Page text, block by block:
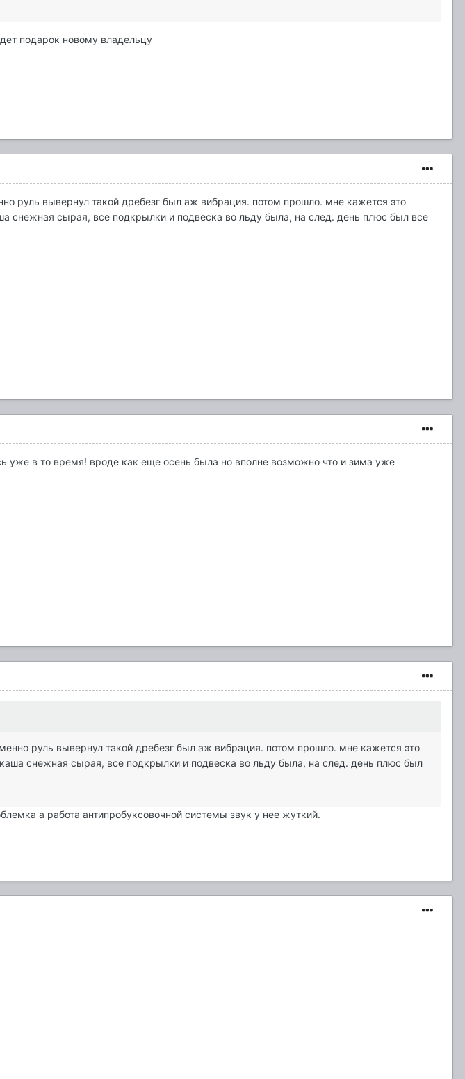
подарок новому владельцу
руль вывернул такой дребезг был аж вибрация. потом прошло. мне кажется это
снежная сырая, все подкрылки и подвеска во льду была, на след. день плюс был все
в то время! вроде как еще осень была но вполне возможно что и зима уже
руль вывернул такой дребезг был аж вибрация. потом прошло. мне кажется это
снежная сырая, все подкрылки и подвеска во льду была, на след. день плюс был
а работа антипробуксовочной системы звук у нее жуткий.